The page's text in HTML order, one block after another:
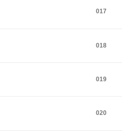
017
018
019
020